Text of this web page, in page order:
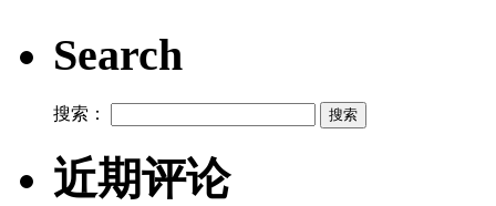
Search
搜索：
近期评论